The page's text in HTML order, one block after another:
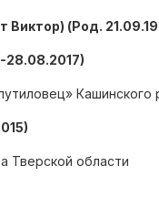
Виктор) (Род.
28.08.2017)
Кашинского
Тверской области